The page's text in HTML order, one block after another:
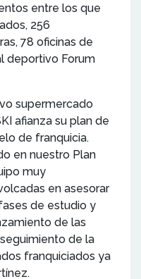
entre los que
256
78 oficinas de
deportivo Forum
supermercado
afianza su plan de
de franquicia.
en nuestro Plan
muy
en asesorar
de estudio y
de las
de la
franquiciados ya